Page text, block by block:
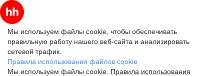
Мы используем файлы cookie, чтобы обеспечивать
правильную работу нашего веб-сайта и анализировать
сетевой трафик.
Правила использования файлов cookie
Мы используем файлы cookie. Правила использования